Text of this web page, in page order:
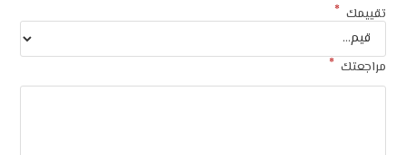
تقييمك *
مراجعتك *